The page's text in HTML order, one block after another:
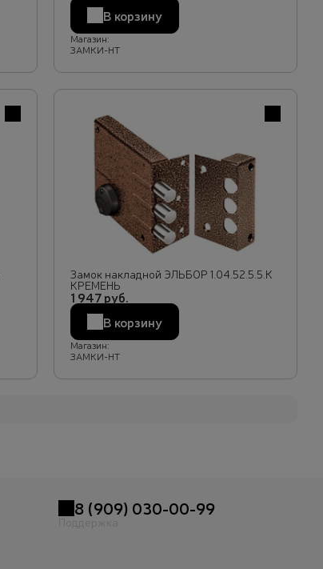
В корзину
Магазин:
ЗАМКИ-НТ
В избранное В
Замок накладной ЭЛЬБОР 1.04.52.5.5.К
КРЕМЕНЬ
1 947 руб.
В корзину
Магазин:
ЗАМКИ-НТ
8 (909) 030-00-99